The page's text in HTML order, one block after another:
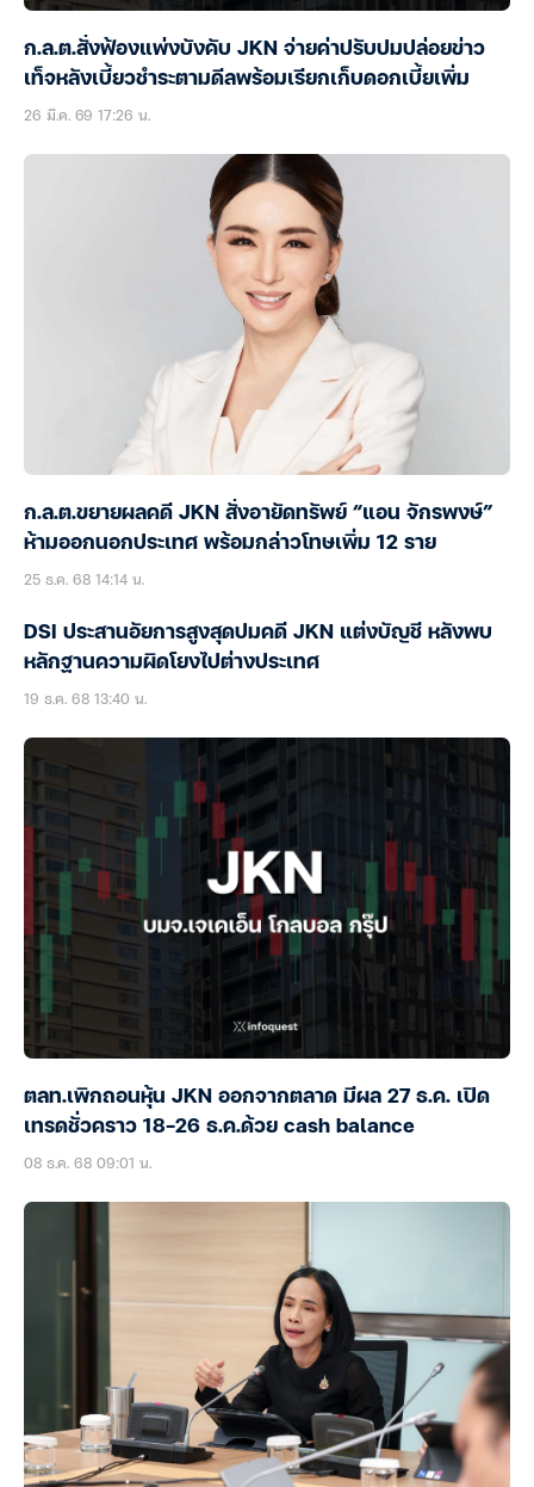
ก.ล.ต.สั่งฟ้องแพ่งบังคับ JKN จ่ายค่าปรับปมปล่อยข่าว
เท็จหลังเบี้ยวชำระตามดีลพร้อมเรียกเก็บดอกเบี้ยเพิ่ม
26 มี.ค. 69 17:26 น.
ก.ล.ต.ขยายผลคดี JKN สั่งอายัดทรัพย์ “แอน จักรพงษ์”
ห้ามออกนอกประเทศ พร้อมกล่าวโทษเพิ่ม 12 ราย
25 ธ.ค. 68 14:14 น.
DSI ประสานอัยการสูงสุดปมคดี JKN แต่งบัญชี หลังพบ
หลักฐานความผิดโยงไปต่างประเทศ
19 ธ.ค. 68 13:40 น.
ตลท.เพิกถอนหุ้น JKN ออกจากตลาด มีผล 27 ธ.ค. เปิด
เทรดชั่วคราว 18-26 ธ.ค.ด้วย cash balance
08 ธ.ค. 68 09:01 น.